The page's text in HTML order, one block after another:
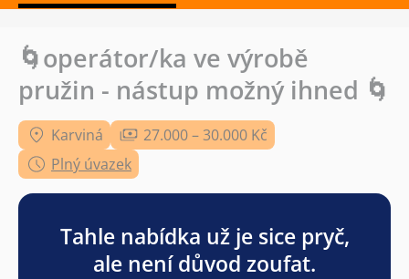
🌀operátor/ka ve výrobě
pružin - nástup možný ihned 🌀
Karviná
27.000 – 30.000 Kč
Plný úvazek
Tahle nabídka už je sice pryč,
ale není důvod zoufat.